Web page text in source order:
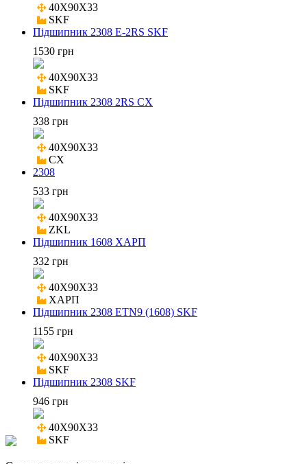
40X90X33
SKF
Підшипник 2308 E-2RS SKF
1530 грн
40X90X33
SKF
Підшипник 2308 2RS CX
338 грн
40X90X33
CX
2308
533 грн
40X90X33
ZKL
Підшипник 1608 ХАРП
332 грн
40X90X33
ХАРП
Підшипник 2308 ETN9 (1608) SKF
1155 грн
40X90X33
SKF
Підшипник 2308 SKF
946 грн
40X90X33
SKF